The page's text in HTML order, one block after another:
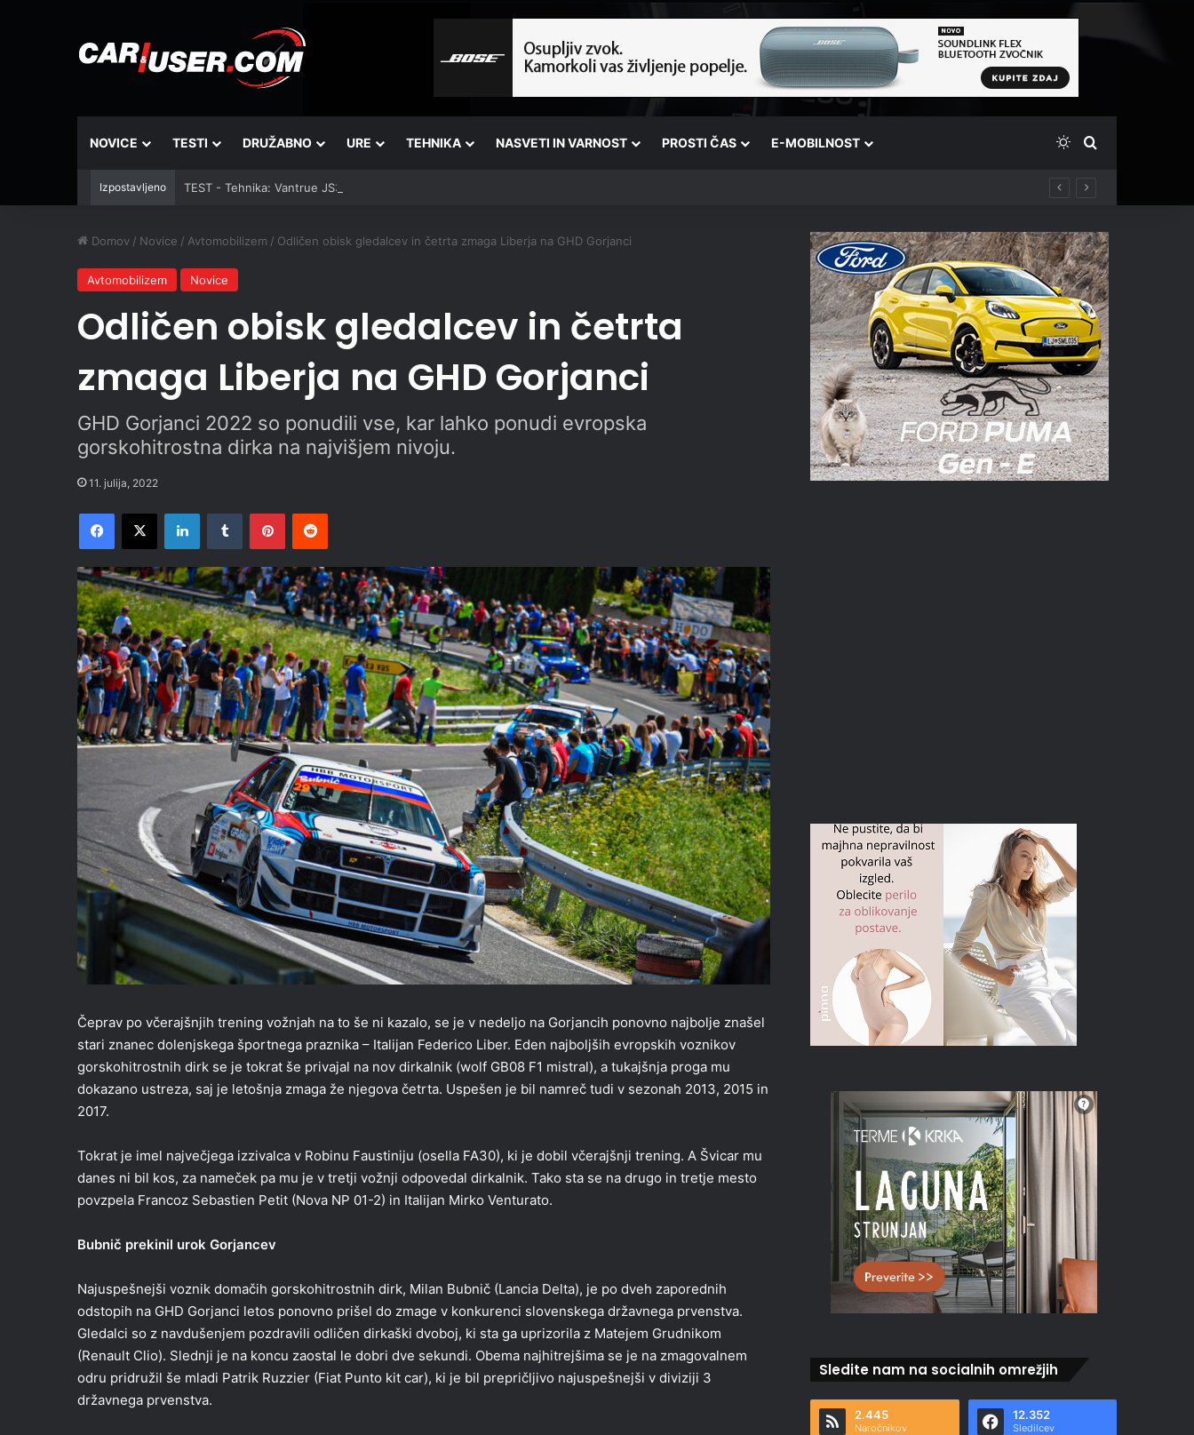
NOVICE TESTI DRUŽABNO URE TEHNIKA NASVETI IN VARNOST PROSTI ČAS E-MOBILNOST Switch skin
Išči
Izpostavljeno TEST - Tehnika: Vantrue JS3
Domov / Novice / Avtomobilizem / Odličen obisk gledalcev in četrta zmaga Liberja na GHD Gorjanci
Avtomobilizem Novice
Odličen obisk gledalcev in četrta
zmaga Liberja na GHD Gorjanci
GHD Gorjanci 2022 so ponudili vse, kar lahko ponudi evropska
gorskohitrostna dirka na najvišjem nivoju.
11. julija, 2022
Facebook
X LinkedInTumblr PinterestReddit
Čeprav po včerajšnjih trening vožnjah na to še ni kazalo, se je v nedeljo na Gorjancih ponovno najbolje znašel
stari znanec dolenjskega športnega praznika – Italijan Federico Liber. Eden najboljših evropskih voznikov
gorskohitrostnih dirk se je tokrat še privajal na nov dirkalnik (wolf GB08 F1 mistral), a tukajšnja proga mu
dokazano ustreza, saj je letošnja zmaga že njegova četrta. Uspešen je bil namreč tudi v sezonah 2013, 2015 in
2017.
Tokrat je imel največjega izzivalca v Robinu Faustiniju (osella FA30), ki je dobil včerajšnji trening. A Švicar mu
danes ni bil kos, za nameček pa mu je v tretji vožnji odpovedal dirkalnik. Tako sta se na drugo in tretje mesto
povzpela Francoz Sebastien Petit (Nova NP 01-2) in Italijan Mirko Venturato.
Bubnič prekinil urok Gorjancev
Najuspešnejši voznik domačih gorskohitrostnih dirk, Milan Bubnič (Lancia Delta), je po dveh zaporednih
odstopih na GHD Gorjanci letos ponovno prišel do zmage v konkurenci slovenskega državnega prvenstva.
Gledalci so z navdušenjem pozdravili odličen dirkaški dvoboj, ki sta ga uprizorila z Matejem Grudnikom
(Renault Clio). Slednji je na koncu zaostal le dobri dve sekundi. Obema najhitrejšima se je na zmagovalnem
odru pridružil še mladi Patrik Ruzzier (Fiat Punto kit car), ki je bil prepričljivo najuspešnejši v diviziji 3
državnega prvenstva.
Sledite nam na socialnih omrežjih
2.445
Naročnikov
12.352
Sledilcev